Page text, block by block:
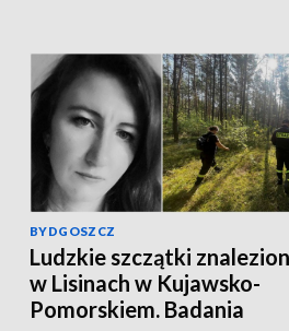
[wideo]
BYDGOSZCZ
Ludzkie szczątki
w Lisinach w Kujawsko-
Pomorskiem. Badania